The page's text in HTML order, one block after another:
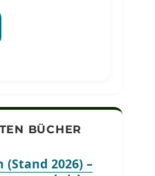
BÜCHER
(Stand 2026) –